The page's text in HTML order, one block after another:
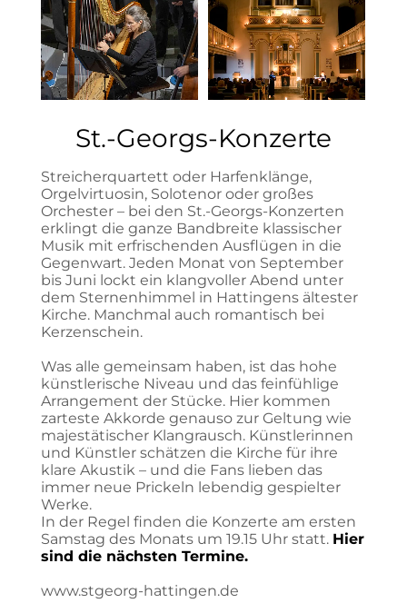
St.-Georgs-Konzerte
Streicherquartett oder Harfenklänge,
Orgelvirtuosin, Solotenor oder großes
Orchester – bei den St.-Georgs-Konzerten
erklingt die ganze Bandbreite klassischer
Musik mit erfrischenden Ausflügen in die
Gegenwart. Jeden Monat von September
bis Juni lockt ein klangvoller Abend unter
dem Sternenhimmel in Hattingens ältester
Kirche. Manchmal auch romantisch bei
Kerzenschein.
Was alle gemeinsam haben, ist das hohe
künstlerische Niveau und das feinfühlige
Arrangement der Stücke. Hier kommen
zarteste Akkorde genauso zur Geltung wie
majestätischer Klangrausch. Künstlerinnen
und Künstler schätzen die Kirche für ihre
klare Akustik – und die Fans lieben das
immer neue Prickeln lebendig gespielter
Werke.
In der Regel finden die Konzerte am ersten
Samstag des Monats um 19.15 Uhr statt. Hier
sind die nächsten Termine.
www.stgeorg-hattingen.de